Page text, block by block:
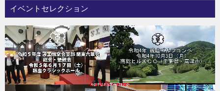
イベントセレクション